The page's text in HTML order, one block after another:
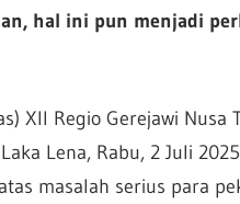
hal ini pun menjadi
XII Regio Gerejawi
Lena, Rabu, 2 Juli
masalah serius para